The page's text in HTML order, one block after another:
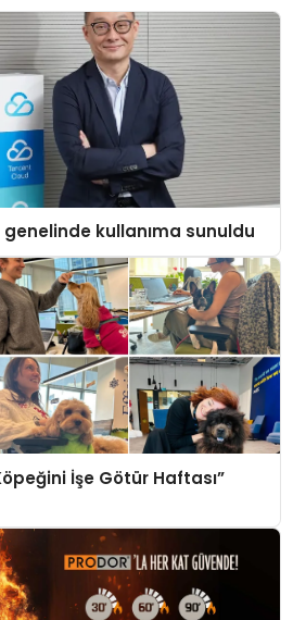
kullanıma sunuldu
İşe Götür Haftası”